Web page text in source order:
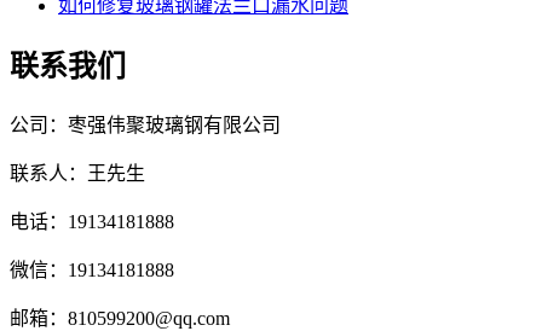
如何修复玻璃钢罐法兰口漏水问题
联系我们
公司：枣强伟聚玻璃钢有限公司
联系人：王先生
电话：19134181888
微信：19134181888
邮箱：810599200@qq.com